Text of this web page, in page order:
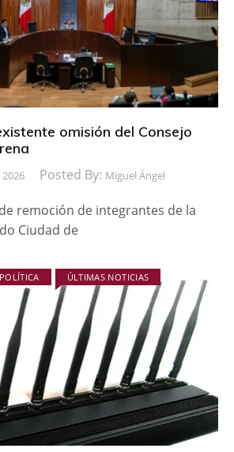
omisión del Consejo
2026 Posted By: Miguel Ángel
remoción de integrantes de la
Ciudad de
POLÍTICA ÚLTIMAS NOTICIAS